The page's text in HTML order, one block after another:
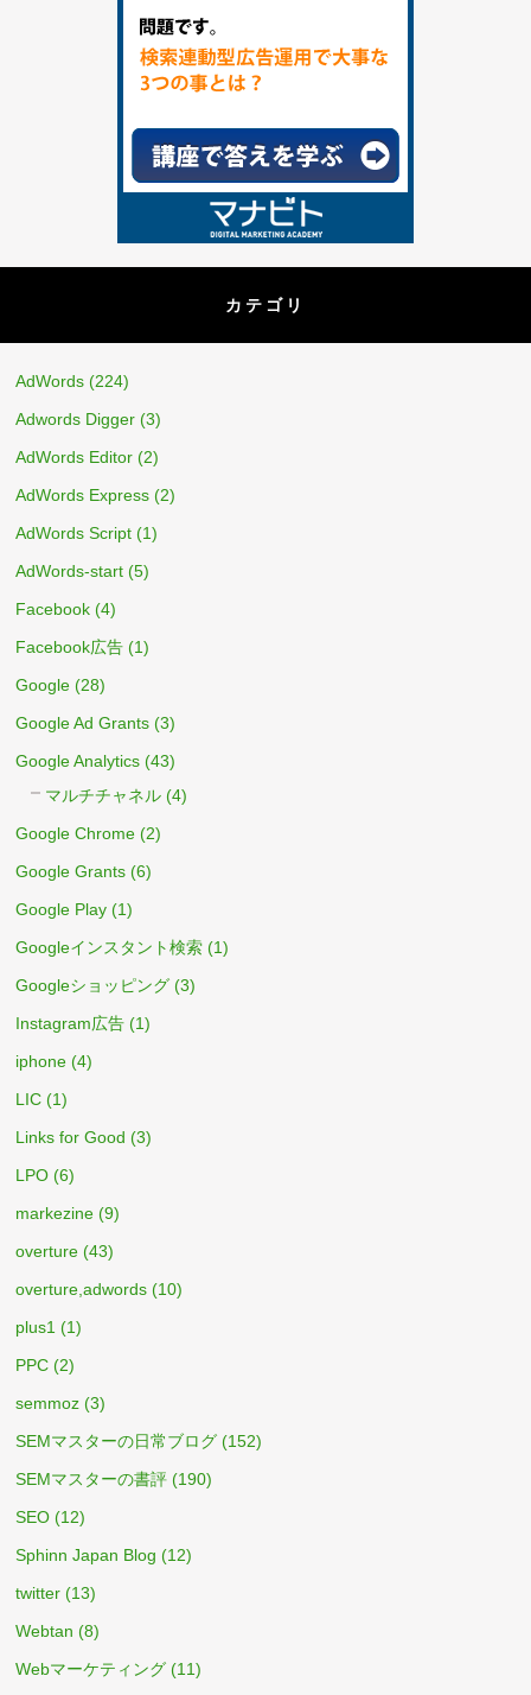
カテゴリ
AdWords (224)
Adwords Digger (3)
AdWords Editor (2)
AdWords Express (2)
AdWords Script (1)
AdWords-start (5)
Facebook (4)
Facebook広告 (1)
Google (28)
Google Ad Grants (3)
Google Analytics (43)
マルチチャネル (4)
Google Chrome (2)
Google Grants (6)
Google Play (1)
Googleインスタント検索 (1)
Googleショッピング (3)
Instagram広告 (1)
iphone (4)
LIC (1)
Links for Good (3)
LPO (6)
markezine (9)
overture (43)
overture,adwords (10)
plus1 (1)
PPC (2)
semmoz (3)
SEMマスターの日常ブログ (152)
SEMマスターの書評 (190)
SEO (12)
Sphinn Japan Blog (12)
twitter (13)
Webtan (8)
Webマーケティング (11)